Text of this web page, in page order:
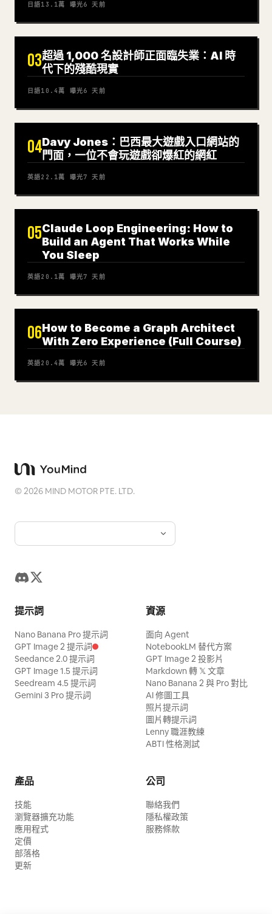
日語13.1萬 曝光6 天前
03超過 1,000 名設計師正面臨失業：AI 時
代下的殘酷現實
日語10.4萬 曝光6 天前
04Davy Jones：巴西最大遊戲入口網站的
門面，一位不會玩遊戲卻爆紅的網紅
英語22.1萬 曝光7 天前
05Claude Loop Engineering: How to
Build an Agent That Works While
You Sleep
英語20.1萬 曝光7 天前
06How to Become a Graph Architect
With Zero Experience (Full Course)
英語20.4萬 曝光6 天前
©2026 MIND MOTOR PTE. LTD.
提示詞
Nano Banana Pro 提示詞
GPT Image 2 提示詞
Seedance 2.0 提示詞
GPT Image 1.5 提示詞
Seedream 4.5 提示詞
Gemini 3 Pro 提示詞
資源
面向 Agent
NotebookLM 替代方案
GPT Image 2 投影片
Markdown 轉 𝕏 文章
Nano Banana 2 與 Pro 對比
AI 修圖工具
照片提示詞
圖片轉提示詞
Lenny 職涯教練
ABTI 性格測試
產品
技能
瀏覽器擴充功能
應用程式
定價
部落格
更新
公司
聯絡我們
隱私權政策
服務條款